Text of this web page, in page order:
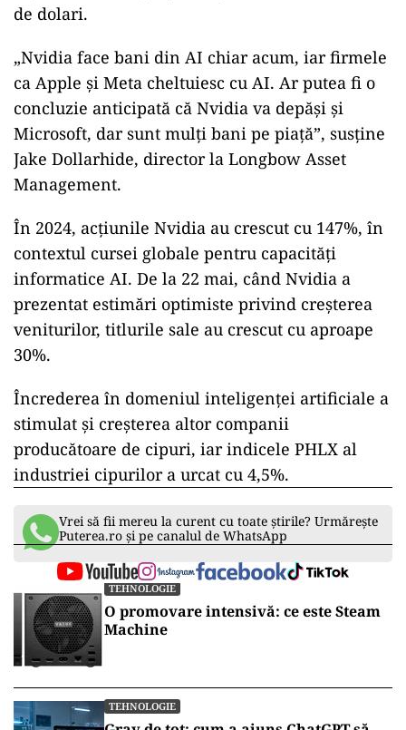
de dolari.
„Nvidia face bani din AI chiar acum, iar firmele
ca Apple şi Meta cheltuiesc cu AI. Ar putea fi o
concluzie anticipată că Nvidia va depăşi şi
Microsoft, dar sunt mulţi bani pe piaţă”, susţine
Jake Dollarhide, director la Longbow Asset
Management.
În 2024, acțiunile Nvidia au crescut cu 147%, în
contextul cursei globale pentru capacități
informatice AI. De la 22 mai, când Nvidia a
prezentat estimări optimiste privind creșterea
veniturilor, titlurile sale au crescut cu aproape
30%.
Încrederea în domeniul inteligenței artificiale a
stimulat și creșterea altor companii
producătoare de cipuri, iar indicele PHLX al
industriei cipurilor a urcat cu 4,5%.
Vrei să fii mereu la curent cu toate știrile? Urmărește
Puterea.ro și pe canalul de WhatsApp
TEHNOLOGIE
O promovare intensivă: ce este Steam
Machine
TEHNOLOGIE